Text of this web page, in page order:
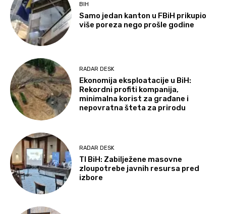
BIH
Samo jedan kanton u FBiH prikupio
više poreza nego prošle godine
RADAR DESK
Ekonomija eksploatacije u BiH:
Rekordni profiti kompanija,
minimalna korist za građane i
nepovratna šteta za prirodu
RADAR DESK
TI BiH: Zabilježene masovne
zloupotrebe javnih resursa pred
izbore